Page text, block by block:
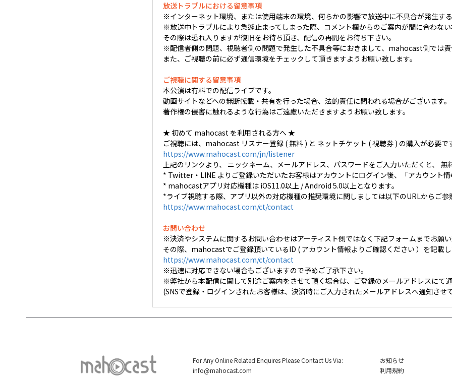
放送トラブルにおける留意事項
※インターネット環境、または使用端末の環境、何らかの影響で放送中に不具合が発生す
※放送中トラブルにより急遽止まってしまった際、コメント欄からのご案内が間に合わな
その際は恐れ入りますが復旧をお待ち頂き、配信の再開をお待ち下さい。
※配信者側の問題、視聴者側の問題で発生した不具合等におきまして、mahocast側では
また、ご視聴の前に必ず通信環境をチェックして頂きますようお願い致します。
ご視聴に関する留意事項
本公演は有料での配信ライブです。
動画サイトなどへの無断転載・共有を行った場合、法的責任に問われる場合がございます。
著作権の侵害に触れるような行為はご遠慮いただきますようお願い致します。
★ 初めて mahocast を利用される方へ ★
ご視聴には、mahocast リスナー登録 ( 無料 ) と ネットチケット ( 視聴券 ) の購入が必要で
https://www.mahocast.com/jn/listener
上記のリンクより、 ニックネーム、メールアドレス、パスワードをご入力いただくと、 無
* Twitter・LINE よりご登録いただいたお客様はアカウントにログイン後、「アカウント
* mahocastアプリ対応機種は iOS11.0以上 / Android 5.0以上となります。
*ライブ視聴する際、アプリ以外の対応機種の推奨環境に関しましては以下のURLからご参
https://www.mahocast.com/ct/contact
お問い合わせ
※決済やシステムに関するお問い合わせはアーティスト側ではなく下記フォームまでお願
その際、mahocastでご登録頂いているID ( アカウント情報よりご確認ください ）を記載
https://www.mahocast.com/ct/contact
※迅速に対応できない場合もございますので予めご了承下さい。
※弊社から本配信に関して別途ご案内をさせて頂く場合は、ご登録のメールアドレスにて
(SNSで登録・ログインされたお客様は、決済時にご入力されたメールアドレスへ通知させ
For Any Online Related Enquires Please Contact Us Via:
info@mahocast.com
お知らせ
利用規約